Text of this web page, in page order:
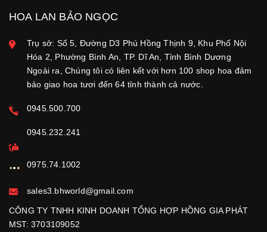
HOA LAN BẢO NGỌC
Trụ sở: Số 5, Đường D3 Phú Hồng Thịnh 9, Khu Phố Nội
Hóa 2, Phường Bình An, TP. Dĩ An, Tỉnh Bình Dương
Ngoài ra, Chúng tôi có liên kết với hơn 100 shop hoa đảm
bảo giao hoa tươi đến 64 tỉnh thành cả nước.
0945.500.700
0945.232.241
0975.74.1002
sales3.bhworld@gmail.com
CÔNG TY TNHH KINH DOANH TỔNG HỢP HỒNG GIA PHÁT
MST: 3703109052